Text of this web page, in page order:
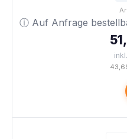
ⓘ Auf Anfrage